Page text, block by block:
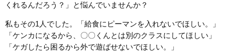
くれるんだろう？」と悩んでいませんか？
私もその1人でした。「給食にピーマンを入れないでほしい。」
「ケンカになるから、〇〇くんとは別のクラスにしてほしい」
「ケガしたら困るから外で遊ばせないでほしい。」